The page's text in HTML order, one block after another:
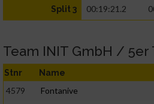
Split 3 00:19:21.2
Team INIT GmbH / 5er
Stnr Name
4579 Fontanive